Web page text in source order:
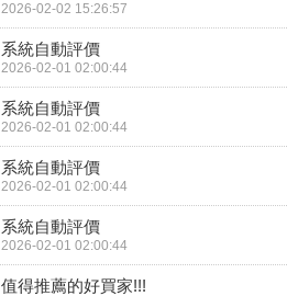
2026-02-02 15:26:57
系統自動評價
2026-02-01 02:00:44
系統自動評價
2026-02-01 02:00:44
系統自動評價
2026-02-01 02:00:44
系統自動評價
2026-02-01 02:00:44
值得推薦的好買家!!!